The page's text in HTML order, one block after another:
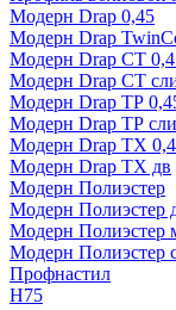
Модерн Drap 0,45
Модерн Drap
Модерн Drap СТ
Модерн Drap СТ
Модерн Drap ТР
Модерн Drap ТР
Модерн Drap ТХ
Модерн Drap ТХ дв
Модерн Полиэстер
Модерн Полиэстер
Модерн Полиэстер
Модерн Полиэстер
Профнастил
H75